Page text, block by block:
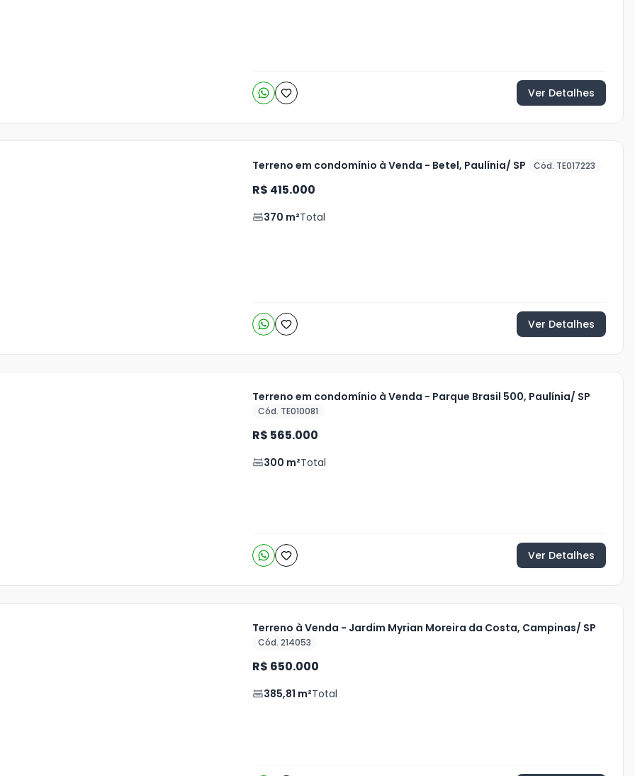
Ver Detalhes
Terreno em condomínio à Venda - Betel, Paulínia/ SP Cód. TE017223
R$ 415.000
370 m²Total
Ver Detalhes
Terreno em condomínio à Venda - Parque Brasil 500, Paulínia/ SP
Cód. TE010081
R$ 565.000
300 m²Total
Ver Detalhes
Terreno à Venda - Jardim Myrian Moreira da Costa, Campinas/ SP
Cód. 214053
R$ 650.000
385,81 m²Total